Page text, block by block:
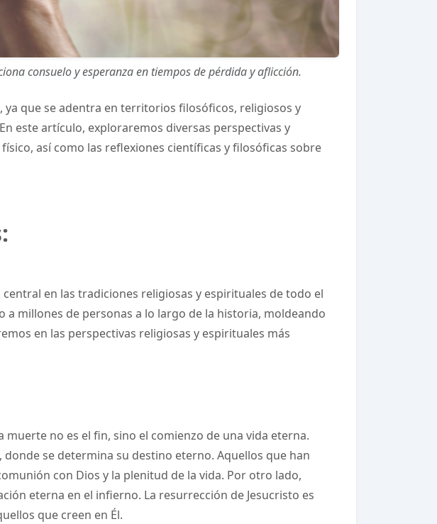
consuelo y esperanza en tiempos de pérdida y aflicción.
que se adentra en territorios filosóficos, religiosos y
este artículo, exploraremos diversas perspectivas y
así como las reflexiones científicas y filosóficas sobre
en las tradiciones religiosas y espirituales de todo el
millones de personas a lo largo de la historia, moldeando
en las perspectivas religiosas y espirituales más
no es el fin, sino el comienzo de una vida eterna.
se determina su destino eterno. Aquellos que han
con Dios y la plenitud de la vida. Por otro lado,
eterna en el infierno. La resurrección de Jesucristo es
que creen en Él.